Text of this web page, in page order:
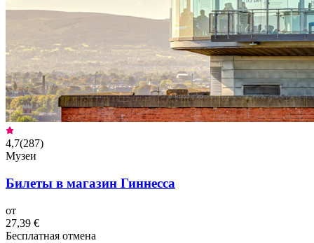
4,7(287)
Музеи
Билеты в магазин Гиннесса
от
27,39 €
Бесплатная отмена